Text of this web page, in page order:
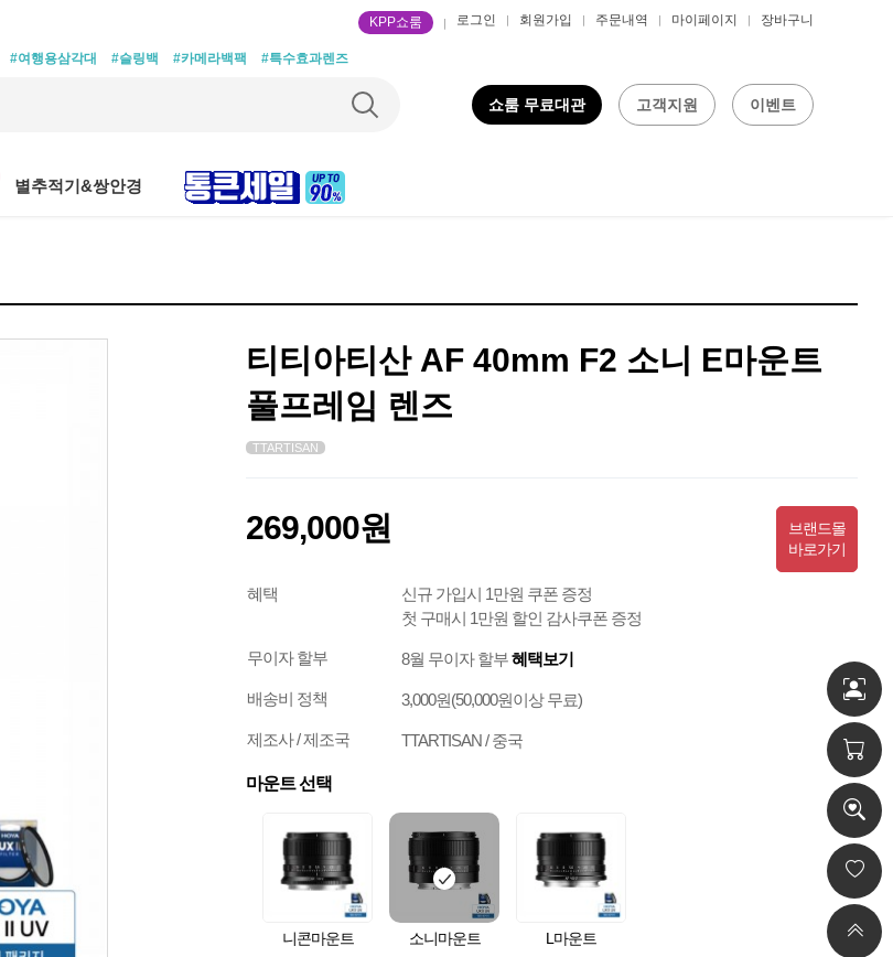
KPP쇼룸 로그인 회원가입 주문내역 마이페이지 장바구니
#여행용삼각대 #슬링백 #카메라백팩 #특수효과렌즈
쇼룸 무료대관 고객지원 이벤트
별추적기&쌍안경
티티아티산 AF 40mm F2 소니 E마운트
풀프레임 렌즈
TTARTISAN
269,000원
브랜드몰
바로가기
혜택
신규 가입시 1만원 쿠폰 증정
첫 구매시 1만원 할인 감사쿠폰 증정
무이자 할부 8월 무이자 할부혜택보기
배송비 정책 3,000원(50,000원이상 무료)
제조사 / 제조국 TTARTISAN / 중국
마운트 선택
니콘마운트 소니마운트 L마운트